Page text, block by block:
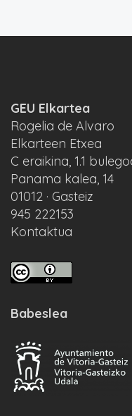
GEU Elkartea
Rogelia de Alvaro
Elkarteen Etxea
C eraikina, 1.1
Panama kalea, 14
01012 · Gasteiz
945 222153
Kontaktua
Babeslea